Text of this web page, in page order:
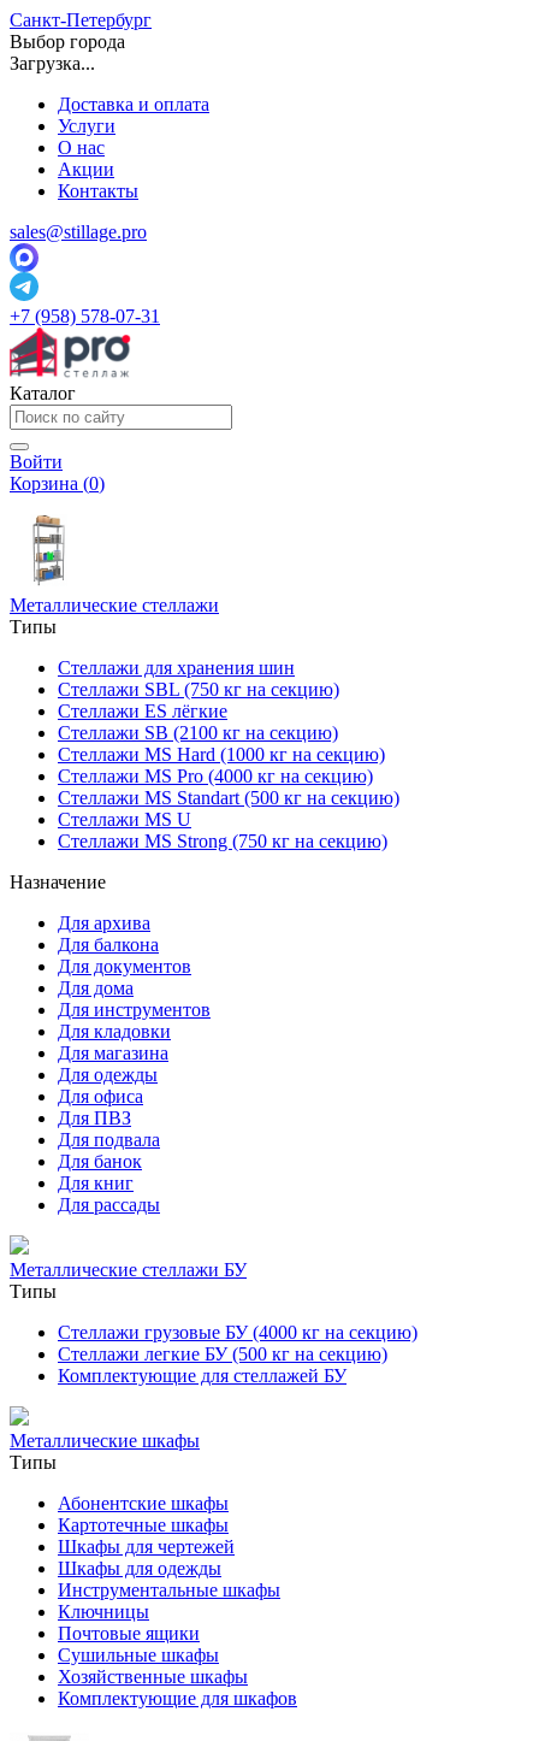
Санкт-Петербург
Выбор города
Загрузка...
Доставка и оплата
Услуги
О нас
Акции
Контакты
sales@stillage.pro
+7 (958) 578-07-31
Каталог
Войти
Корзина (0)
Металлические стеллажи
Типы
Стеллажи для хранения шин
Стеллажи SBL (750 кг на секцию)
Стеллажи ES лёгкие
Стеллажи SB (2100 кг на секцию)
Стеллажи MS Hard (1000 кг на секцию)
Стеллажи MS Pro (4000 кг на секцию)
Стеллажи MS Standart (500 кг на секцию)
Стеллажи MS U
Стеллажи MS Strong (750 кг на секцию)
Назначение
Для архива
Для балкона
Для документов
Для дома
Для инструментов
Для кладовки
Для магазина
Для одежды
Для офиса
Для ПВЗ
Для подвала
Для банок
Для книг
Для рассады
Металлические стеллажи БУ
Типы
Стеллажи грузовые БУ (4000 кг на секцию)
Стеллажи легкие БУ (500 кг на секцию)
Комплектующие для стеллажей БУ
Металлические шкафы
Типы
Абонентские шкафы
Картотечные шкафы
Шкафы для чертежей
Шкафы для одежды
Инструментальные шкафы
Ключницы
Почтовые ящики
Сушильные шкафы
Хозяйственные шкафы
Комплектующие для шкафов